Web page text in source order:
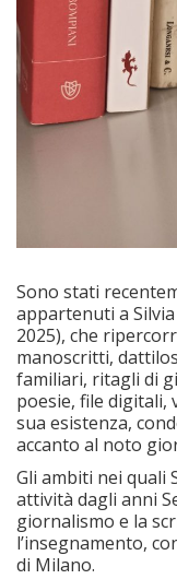
Sono stati
appartenuti a
2025), che
manoscritti,
familiari, ritagli di
poesie, file digitali,
sua esistenza,
accanto al noto
Gli ambiti nei quali
attività dagli anni
giornalismo e la
l’insegnamento,
di Milano.